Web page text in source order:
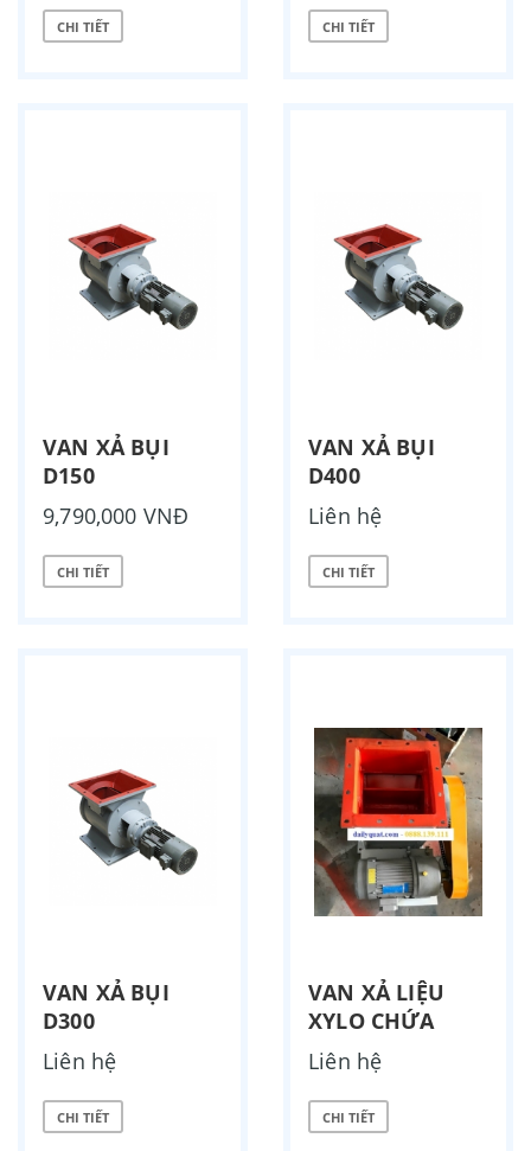
CHI TIẾT CHI TIẾT
VAN XẢ BỤI
D150
9,790,000 VNĐ
CHI TIẾT
VAN XẢ BỤI
D400
Liên hệ
CHI TIẾT
VAN XẢ BỤI
D300
Liên hệ
CHI TIẾT
VAN XẢ LIỆU
XYLO CHỨA
Liên hệ
CHI TIẾT